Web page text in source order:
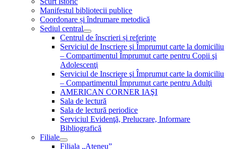
Manifestul bibliotecii publice
Coordonare și îndrumare metodică
Sediul central
Centrul de înscrieri și referințe
Serviciul de Inscriere şi Împrumut carte la domiciliu
– Compartimentul Împrumut carte pentru Copii şi
Adolescenţi
Serviciul de Inscriere şi Împrumut carte la domiciliu
– Compartimentul Împrumut carte pentru Adulţi
AMERICAN CORNER IAŞI
Sala de lectură
Sala de lectură periodice
Serviciul Evidenţă, Prelucrare, Informare
Bibliografică
Filiale
Filiala „Ateneu”